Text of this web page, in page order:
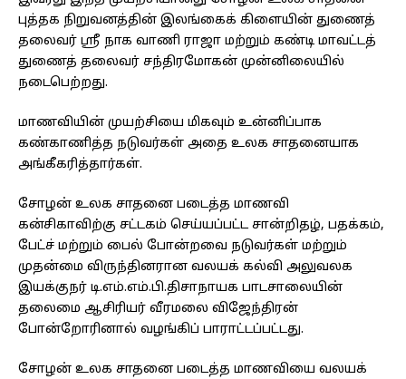
புத்தக நிறுவனத்தின் இலங்கைக் கிளையின் துணைத்
தலைவர் ஸ்ரீ நாக வாணி ராஜா மற்றும் கண்டி மாவட்டத்
துணைத் தலைவர் சந்திரமோகன் முன்னிலையில்
நடைபெற்றது.
மாணவியின் முயற்சியை மிகவும் உன்னிப்பாக
கண்காணித்த நடுவர்கள் அதை உலக சாதனையாக
அங்கீகரித்தார்கள்.
சோழன் உலக சாதனை படைத்த மாணவி
கன்சிகாவிற்கு சட்டகம் செய்யப்பட்ட சான்றிதழ், பதக்கம்,
பேட்ச் மற்றும் பைல் போன்றவை நடுவர்கள் மற்றும்
முதன்மை விருந்தினரான வலயக் கல்வி அலுவலக
இயக்குநர் டி.எம்.எம்.பி.திசாநாயக பாடசாலையின்
தலைமை ஆசிரியர் வீரமலை விஜேந்திரன்
போன்றோரினால் வழங்கிப் பாராட்டப்பட்டது.
சோழன் உலக சாதனை படைத்த மாணவியை வலயக்